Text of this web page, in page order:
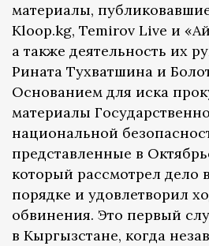
материалы,
Kloop.kg, Temirov Live и
а также деятельность их
Рината Тухватшина и
Основанием для иска
материалы
национальной
представленные в
который рассмотрел дело
порядке и удовлетворил
обвинения. Это первый
в Кыргызстане, когда